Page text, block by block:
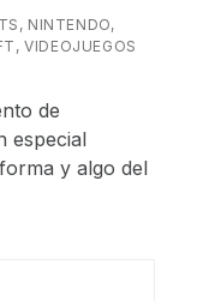
, NINTENDO,
,VIDEOJUEGOS
de
especial
y algo del